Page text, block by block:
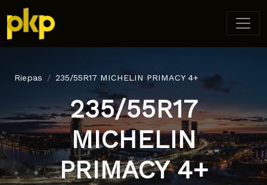
Riepas 235/55R17 MICHELIN PRIMACY 4+
235/55R17
MICHELIN
PRIMACY 4+